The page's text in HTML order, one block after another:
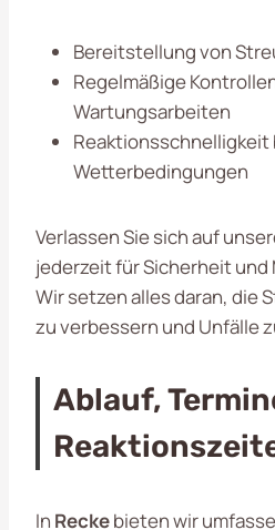
Bereitstellung von
Regelmäßige
Wartungsarbeiten
Reaktionsschnelligkeit
Wetterbedingungen
Verlassen Sie sich auf
jederzeit für Sicherheit
Wir setzen alles daran, die
zu verbessern und Unfälle
Ablauf,
In Reckebieten wir